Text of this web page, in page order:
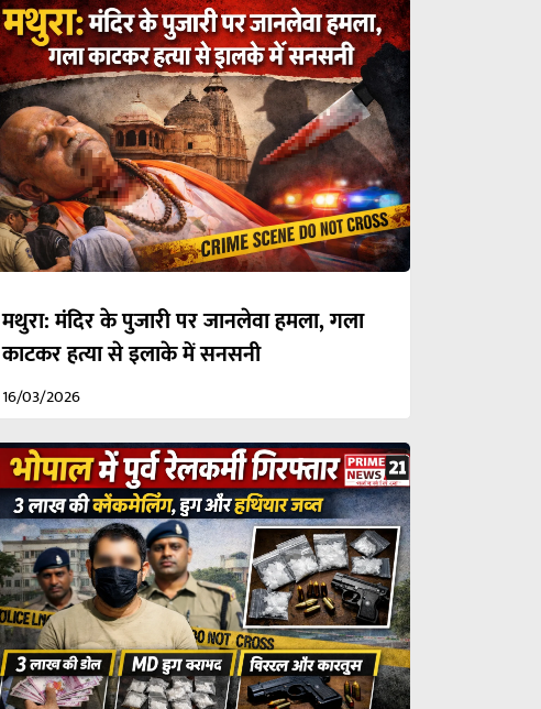
मथुरा: मंदिर के पुजारी पर जानलेवा हमला, गला
काटकर हत्या से इलाके में सनसनी
16/03/2026